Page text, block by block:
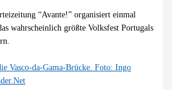
“Avante!” organisiert einmal
wahrscheinlich größte Volksfest Portugals